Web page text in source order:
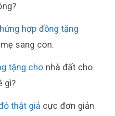
hợp đồng tặng
sang con.
tặng cho nhà đất cho
gì?
thật giả cực đơn giản